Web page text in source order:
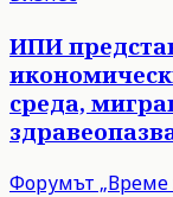
ИПИ
среда,
Форумът „Време